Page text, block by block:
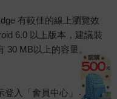
有較佳的線上瀏覽效
6.0 以上版本，建議裝
30 MB以上的容量。
登入「會員中心」→「我